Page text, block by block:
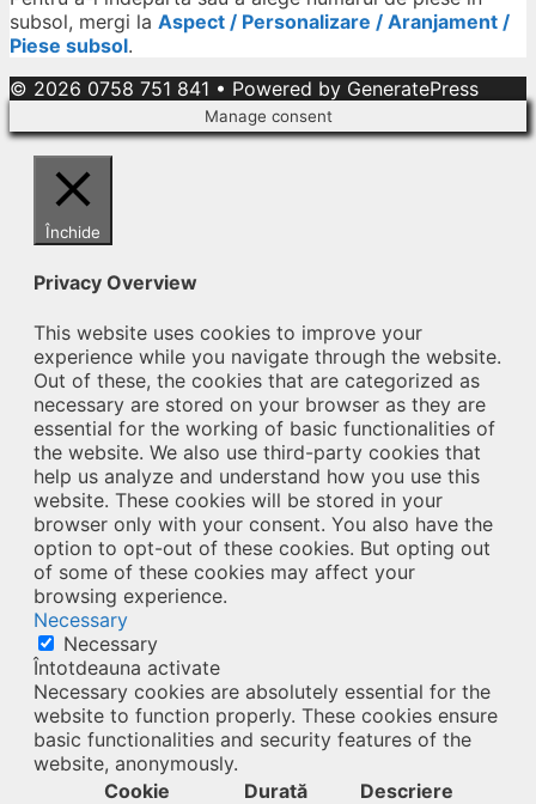
subsol, mergi la Aspect / Personalizare / Aranjament /
Piese subsol.
© 2026 0758 751 841 • Powered by GeneratePress
Manage consent
Închide
Privacy Overview
This website uses cookies to improve your
experience while you navigate through the website.
Out of these, the cookies that are categorized as
necessary are stored on your browser as they are
essential for the working of basic functionalities of
the website. We also use third-party cookies that
help us analyze and understand how you use this
website. These cookies will be stored in your
browser only with your consent. You also have the
option to opt-out of these cookies. But opting out
of some of these cookies may affect your
browsing experience.
Necessary
Necessary
Întotdeauna activate
Necessary cookies are absolutely essential for the
website to function properly. These cookies ensure
basic functionalities and security features of the
website, anonymously.
Cookie
Durată Descriere